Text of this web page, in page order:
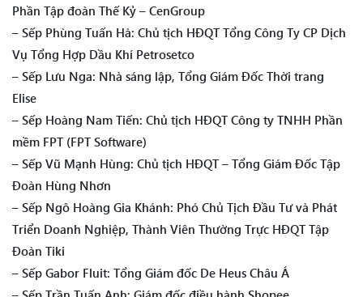
Phần Tập đoàn Thế Kỷ – CenGroup
– Sếp Phùng Tuấn Hà: Chủ tịch HĐQT Tổng Công Ty CP Dịch
Vụ Tổng Hợp Dầu Khí Petrosetco
– Sếp Lưu Nga: Nhà sáng lập, Tổng Giám Đốc Thời trang
Elise
– Sếp Hoàng Nam Tiến: Chủ tịch HĐQT Công ty TNHH Phần
mềm FPT (FPT Software)
– Sếp Vũ Mạnh Hùng: Chủ tịch HĐQT – Tổng Giám Đốc Tập
Đoàn Hùng Nhơn
– Sếp Ngô Hoàng Gia Khánh: Phó Chủ Tịch Đầu Tư và Phát
Triển Doanh Nghiệp, Thành Viên Thường Trực HĐQT Tập
Đoàn Tiki
– Sếp Gabor Fluit: Tổng Giám đốc De Heus Châu Á